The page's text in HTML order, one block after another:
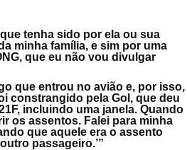
tenha sido por ela ou sua
minha família, e sim por uma
que eu não vou divulgar
que entrou no avião e, por isso,
constrangido pela Gol, que deu
incluindo uma janela. Quando
os assentos. Falei para minha
que aquele era o assento
passageiro.’”